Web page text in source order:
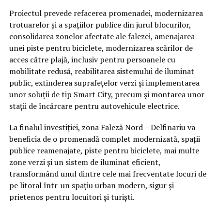
Proiectul prevede refacerea promenadei, modernizarea
trotuarelor și a spațiilor publice din jurul blocurilor,
consolidarea zonelor afectate ale falezei, amenajarea
unei piste pentru biciclete, modernizarea scărilor de
acces către plajă, inclusiv pentru persoanele cu
mobilitate redusă, reabilitarea sistemului de iluminat
public, extinderea suprafețelor verzi și implementarea
unor soluții de tip Smart City, precum și montarea unor
stații de încărcare pentru autovehicule electrice.
La finalul investiției, zona Faleză Nord – Delfinariu va
beneficia de o promenadă complet modernizată, spații
publice reamenajate, piste pentru biciclete, mai multe
zone verzi și un sistem de iluminat eficient,
transformând unul dintre cele mai frecventate locuri de
pe litoral într-un spațiu urban modern, sigur și
prietenos pentru locuitori și turiști.